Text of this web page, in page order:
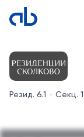
Резид. 6.1 Секц. 1